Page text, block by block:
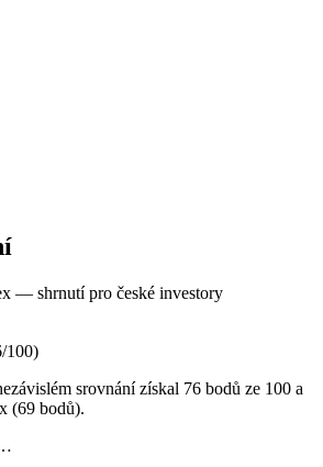
— shrnutí pro české investory
100)
srovnání získal 76 bodů ze 100 a
(69 bodů).